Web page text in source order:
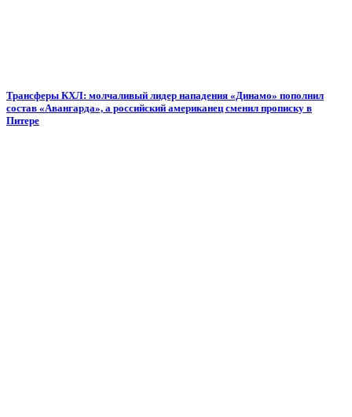
Трансферы КХЛ: молчаливый лидер нападения «Динамо» пополнил
состав «Авангарда», а российский американец сменил прописку в
Питере